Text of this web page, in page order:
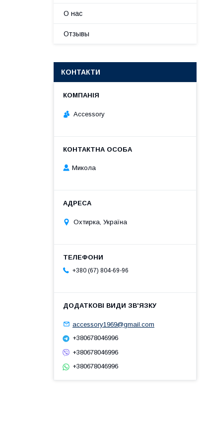
О нас
Отзывы
КОНТАКТИ
Accessory
Микола
Охтирка, Україна
+380 (67) 804-69-96
accessory1969@gmail.com
+380678046996
+380678046996
+380678046996